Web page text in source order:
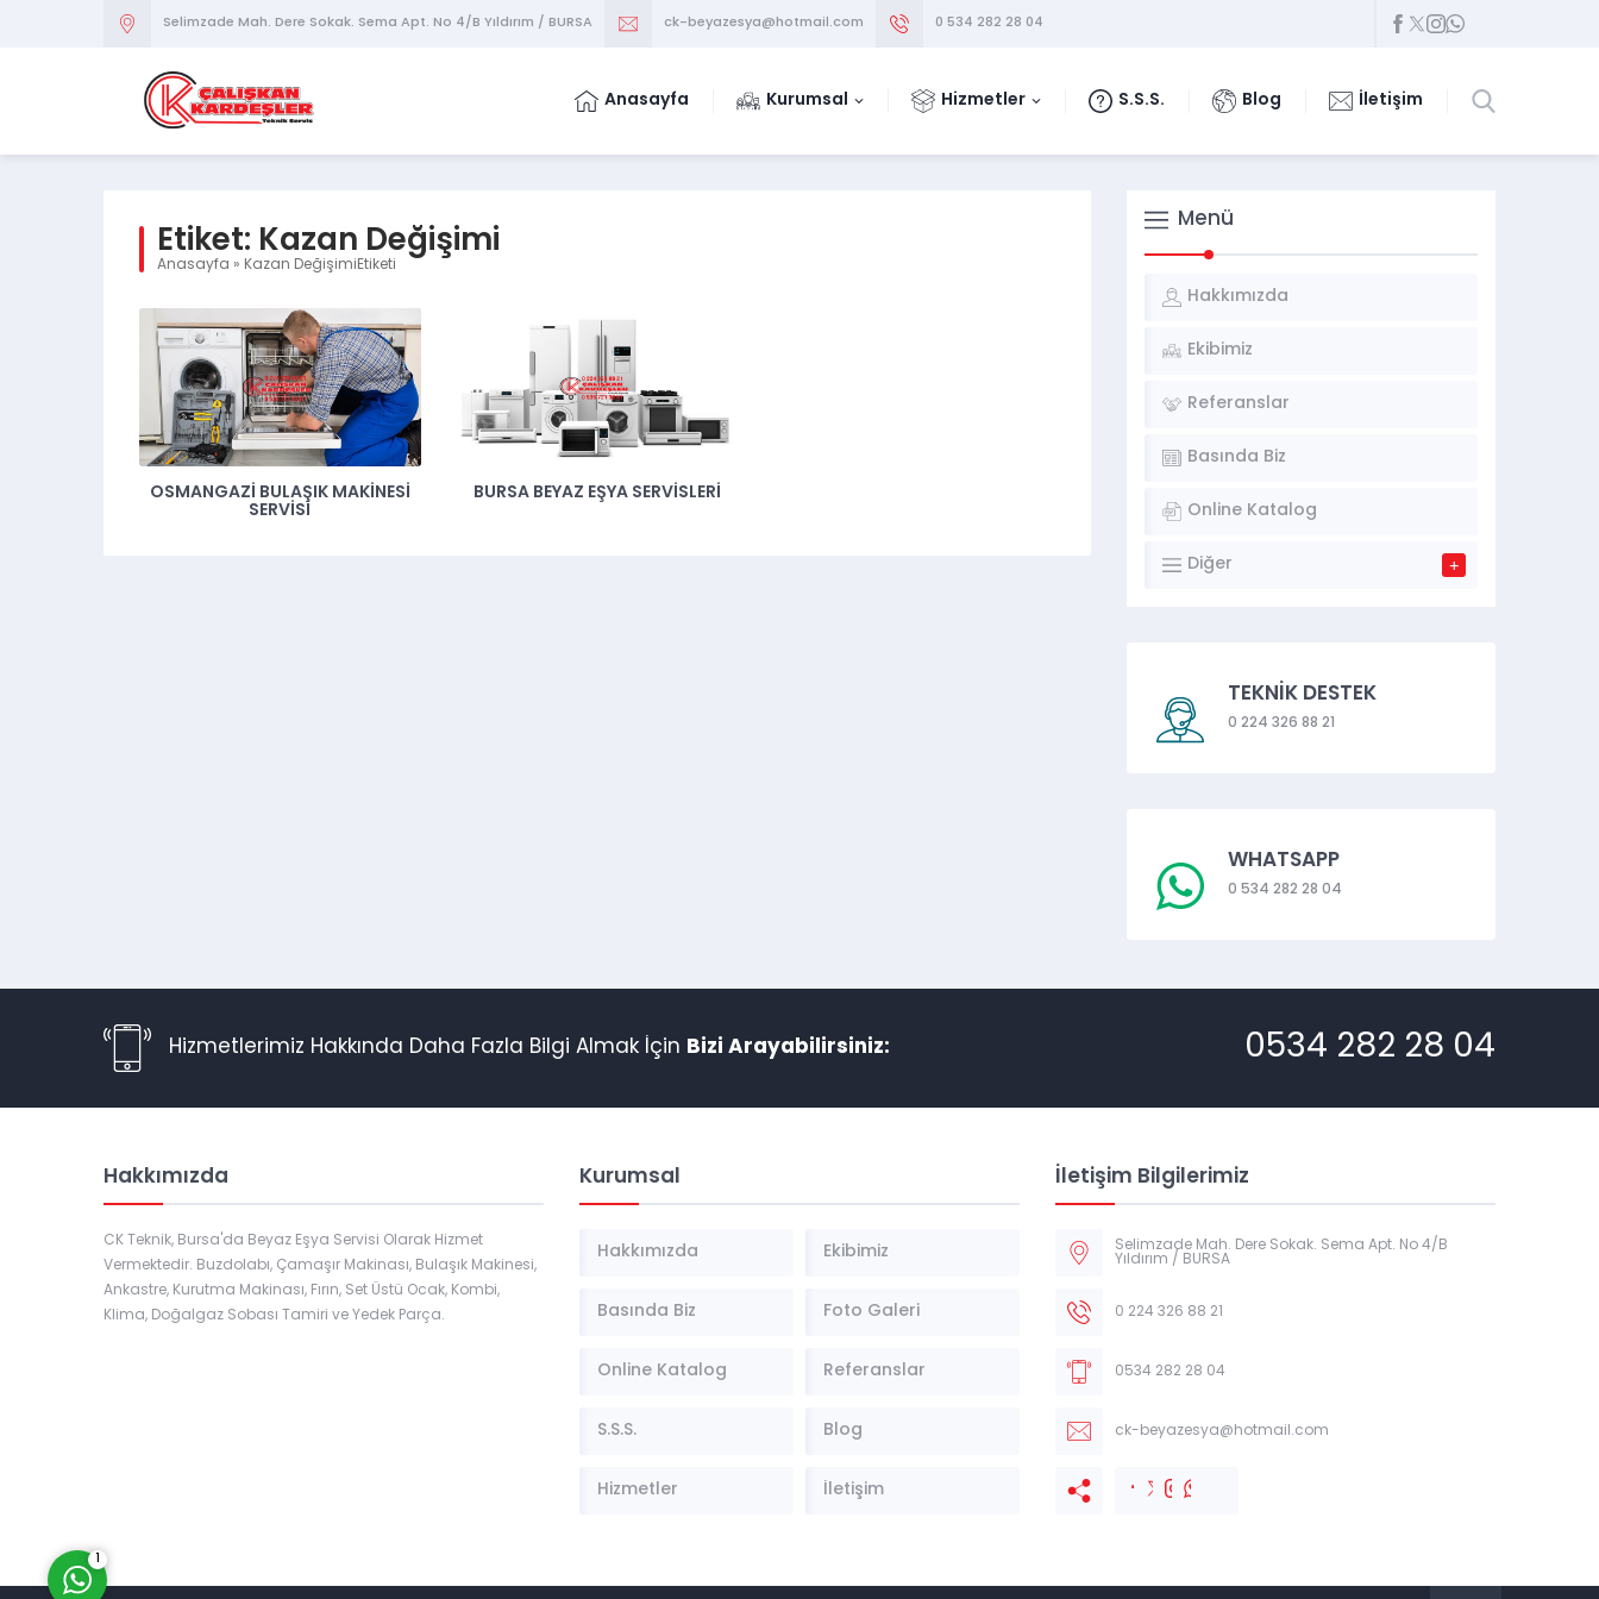
Selimzade Mah. Dere Sokak. Sema Apt. No 4/B Yıldırım / BURSA ck-beyazesya@hotmail.com 0 534 282 28 04
Anasayfa Kurumsal Hizmetler S.S.S. Blog İletişim
Etiket: Kazan Değişimi
Anasayfa » Kazan DeğişimiEtiketi
OSMANGAZI BULAŞIK MAKINESI
SERVISI
BURSA BEYAZ EŞYA SERVISLERI
Menü
Hakkımızda
Ekibimiz
Referanslar
Basında Biz
Online Katalog
Diğer
TEKNİK DESTEK
0 224 326 88 21
WHATSAPP
0 534 282 28 04
Hizmetlerimiz Hakkında Daha Fazla Bilgi Almak İçin Bizi Arayabilirsiniz: 0534 282 28 04
Hakkımızda
CK Teknik, Bursa'da Beyaz Eşya Servisi Olarak Hizmet
Vermektedir. Buzdolabı, Çamaşır Makinası, Bulaşık Makinesi,
Ankastre, Kurutma Makinası, Fırın, Set Üstü Ocak, Kombi,
Klima, Doğalgaz Sobası Tamiri ve Yedek Parça.
Kurumsal
Hakkımızda Ekibimiz
Basında Biz Foto Galeri
Online Katalog Referanslar
S.S.S. Blog
Hizmetler İletişim
İletişim Bilgilerimiz
Selimzade Mah. Dere Sokak. Sema Apt. No 4/B
Yıldırım / BURSA
0 224 326 88 21
0534 282 28 04
ck-beyazesya@hotmail.com
Müşteri Temsilcisi